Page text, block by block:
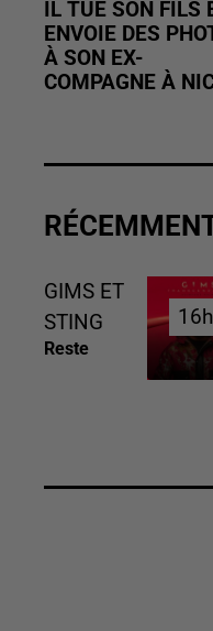
IL TUE SON FILS
ENVOIE DES
À SON EX-
COMPAGNE À
GIMS ET
STING
Reste